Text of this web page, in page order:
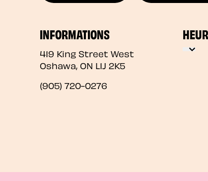
INFORMATIONS
419 King Street West
Oshawa, ON L1J 2K5
(905) 720-0276